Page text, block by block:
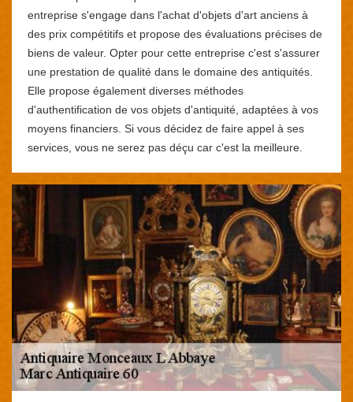
entreprise s'engage dans l'achat d'objets d'art anciens à
des prix compétitifs et propose des évaluations précises de
biens de valeur. Opter pour cette entreprise c'est s'assurer
une prestation de qualité dans le domaine des antiquités.
Elle propose également diverses méthodes
d'authentification de vos objets d'antiquité, adaptées à vos
moyens financiers. Si vous décidez de faire appel à ses
services, vous ne serez pas déçu car c'est la meilleure.